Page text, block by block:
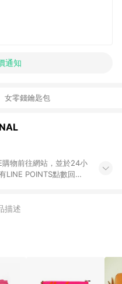
通知
女零錢鑰匙包
物前往網站，並於24小
LINE POINTS點數回
描述